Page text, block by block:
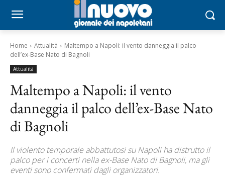
Home Attualità
Maltempo a Napoli: il vento danneggia il palco
dell’ex-Base Nato di Bagnoli
Attualità
Maltempo a Napoli: il vento
danneggia il palco dell’ex-Base Nato
di Bagnoli
Il violento temporale abbattutosi su Napoli ha distrutto il
palco per i concerti nella ex-Base Nato di Bagnoli, ma gli
eventi sono confermati dagli organizzatori.